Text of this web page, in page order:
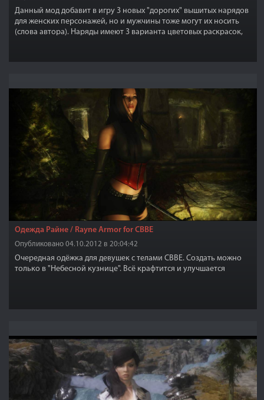
Данный мод добавит в игру 3 новых "дорогих" вышитых нарядов
для женских персонажей, но и мужчины тоже могут их носить
(слова автора). Наряды имеют 3 варианта цветовых раскрасок,
Одежда Райне / Rayne Armor for CBBE
Опубликовано 04.10.2012 в 20:04:42
Очередная одёжка для девушек с телами CBBE. Создать можно
только в "Небесной кузнице". Всё крафтится и улучшается